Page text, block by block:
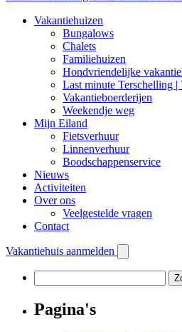
Vakantiehuizen
Bungalows
Chalets
Familiehuizen
Hondvriendelijke
Last minute Terschelling
Vakantieboerderijen
Weekendje weg
Mijn Eiland
Fietsverhuur
Linnenverhuur
Boodschappenservice
Nieuws
Activiteiten
Over ons
Veelgestelde vragen
Contact
Vakantiehuis aanmelden
naar:
Pagina's